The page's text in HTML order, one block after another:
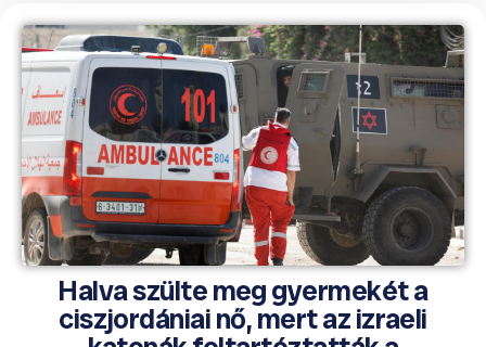
Halva szülte meg gyermekét a
ciszjordániai nő, mert az izraeli